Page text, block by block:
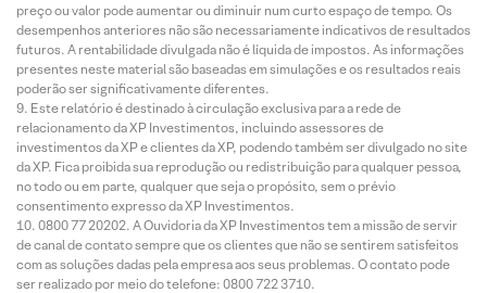
preço ou valor pode aumentar ou diminuir num curto espaço de tempo. Os
desempenhos anteriores não são necessariamente indicativos de resultados
futuros. A rentabilidade divulgada não é líquida de impostos. As informações
presentes neste material são baseadas em simulações e os resultados reais
poderão ser significativamente diferentes.
Este relatório é destinado à circulação exclusiva para a rede de
relacionamento da XP Investimentos, incluindo assessores de
investimentos da XP e clientes da XP, podendo também ser divulgado no site
da XP. Fica proibida sua reprodução ou redistribuição para qualquer pessoa,
no todo ou em parte, qualquer que seja o propósito, sem o prévio
consentimento expresso da XP Investimentos.
0800 77 20202. A Ouvidoria da XP Investimentos tem a missão de servir
de canal de contato sempre que os clientes que não se sentirem satisfeitos
com as soluções dadas pela empresa aos seus problemas. O contato pode
ser realizado por meio do telefone: 0800 722 3710.